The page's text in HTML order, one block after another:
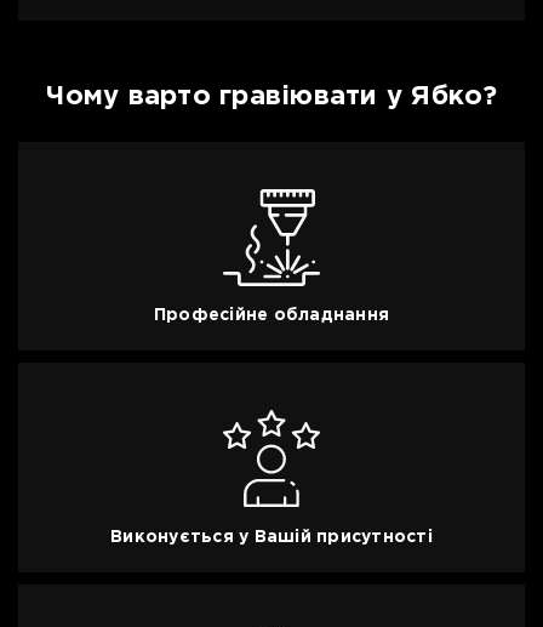
Чому варто гравіювати у Ябко?
Професійне обладнання
Виконується у Вашій присутності